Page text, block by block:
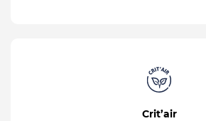
Crit’air